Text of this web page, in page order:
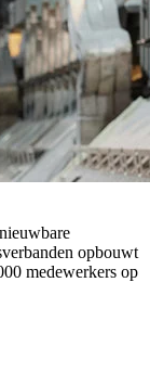
opbouwt
medewerkers op